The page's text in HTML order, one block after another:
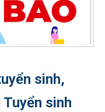
sinh,
sinh